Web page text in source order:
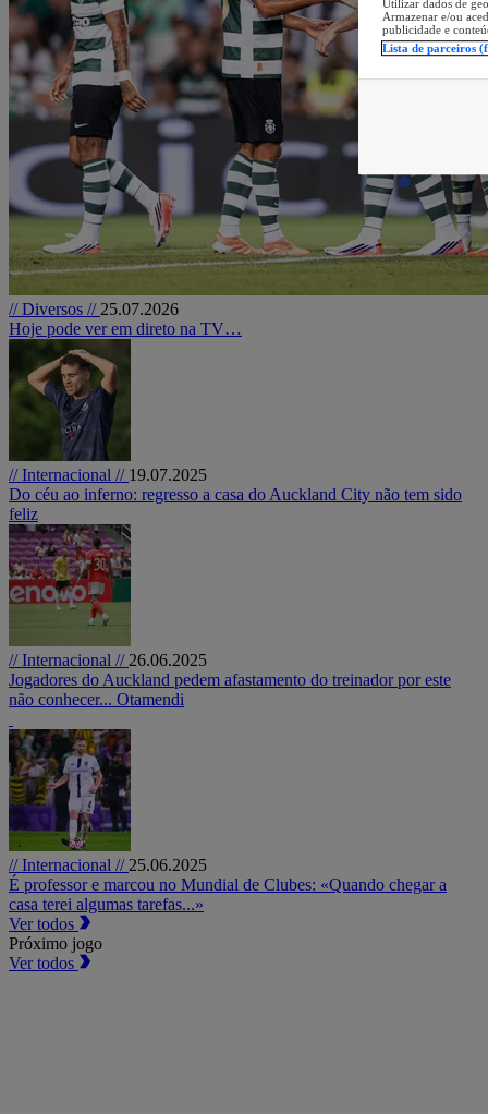
// Diversos // 25.07.2026
Hoje pode ver em direto na TV…
// Internacional // 19.07.2025
Do céu ao inferno: regresso a casa do Auckland City não tem sido
feliz
// Internacional // 26.06.2025
Jogadores do Auckland pedem afastamento do treinador por este
não conhecer... Otamendi
// Internacional // 25.06.2025
É professor e marcou no Mundial de Clubes: «Quando chegar a
casa terei algumas tarefas...»
Ver todos
Próximo jogo
Ver todos
Utilizar dados de
Armazenar e/ou
publicidade e
Lista de parceiros